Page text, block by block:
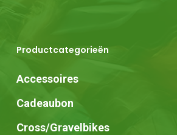
Productcategorieën
Accessoires
Cadeaubon
Cross/Gravelbikes